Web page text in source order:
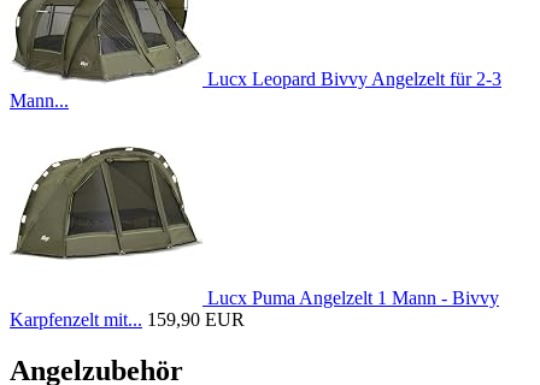
Lucx Leopard Bivvy Angelzelt für 2-3
Mann...
Lucx Puma Angelzelt 1 Mann - Bivvy
Karpfenzelt mit... 159,90 EUR
Angelzubehör